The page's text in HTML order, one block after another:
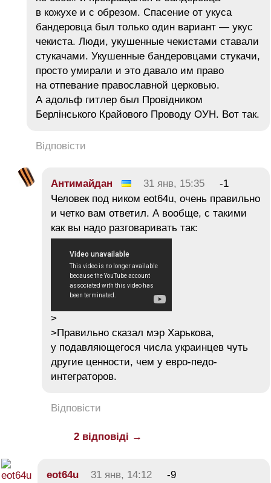
в кожухе и с обрезом. Спасение от укуса
бандеровца был только один вариант — укус
чекиста. Люди, укушенные чекистами ставали
стукачами. Укушенные бандеровцами стукачи,
просто умирали и это давало им право
на отпевание православной церковью.
А адольф гитлер был Провідником
Берлінського Крайового Проводу ОУН. Вот так.
Відповісти
Антимайдан 31 янв, 15:35
-1
Человек под ником eot64u, очень правильно
и четко вам ответил. А вообще, с такими
как вы надо разговаривать так:
>
>Правильно сказал мэр Харькова,
у подавляющегося числа украинцев чуть
другие ценности, чем у евро-педо-
интеграторов.
Відповісти
2 відповіді →
eot64u 31 янв, 14:12
-9